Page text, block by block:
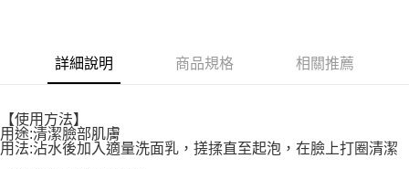
２．訂單成立數日內，您將收到繳費通知簡訊。
※ 請注意：結帳手續完成當下不需立刻繳費，但若您需要取消訂單，請聯絡
購買商品的店家。未經商家同意取消之訂單仍視為有效，需透過AFTEE先享
後付繳納相關費用。
每筆NT$65，滿NT$499(含以上)免運費
每筆NT$65，滿NT$499(含以上)免運費
詳細說明 商品規格 相關推薦
【使用方法】
用途:清潔臉部肌膚
用法:沾水後加入適量洗面乳，搓揉直至起泡，在臉上打圈清潔